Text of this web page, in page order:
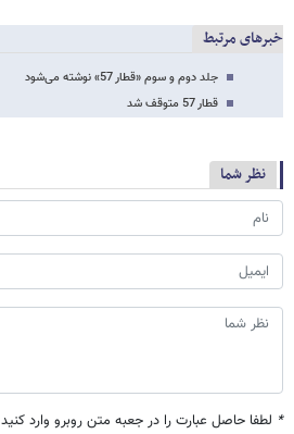
خبرهای مرتبط
جلد دوم و سوم «قطار 57» نوشته می‌شود
قطار 57 متوقف شد
نظر شما
* لطفا حاصل عبارت را در جعبه متن روبرو وارد کنید